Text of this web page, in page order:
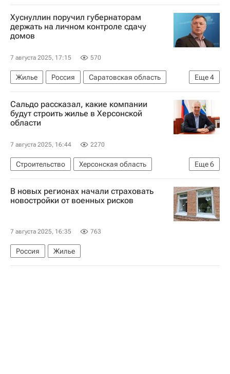
Хуснуллин поручил губернаторам
держать на личном контроле сдачу
домов
7 августа 2025, 17:15 570
Еще4
Жилье Россия
Саратовская область
Пермский край
Марат Хуснуллин
Строительство
Регионы
Сальдо рассказал, какие компании
будут строить жилье в Херсонской
области
7 августа 2025, 16:44 2270
Еще6
Строительство
Херсонская область
Геническ
Скадовск
Владимир Сальдо
Министерство строительства и жилищно-коммунального хозяйства РФ (Минстрой России)
В новых регионах начали страховать
новостройки от военных рисков
7 августа 2025, 16:35 763
Россия Жилье